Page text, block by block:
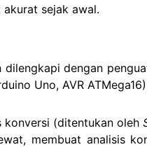
sejak awal.
dengan
Uno, AVR
konversi (ditentukan oleh
membuat analisis